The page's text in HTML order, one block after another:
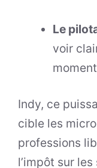
Le
voir
Indy, ce
cible les
professions
l’impôt sur